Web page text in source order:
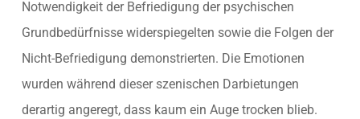
Notwendigkeit der Befriedigung der psychischen
Grundbedürfnisse widerspiegelten sowie die Folgen der
Nicht-Befriedigung demonstrierten. Die Emotionen
wurden während dieser szenischen Darbietungen
derartig angeregt, dass kaum ein Auge trocken blieb.